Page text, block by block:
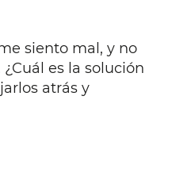
siento mal, y no
es la solución
atrás y